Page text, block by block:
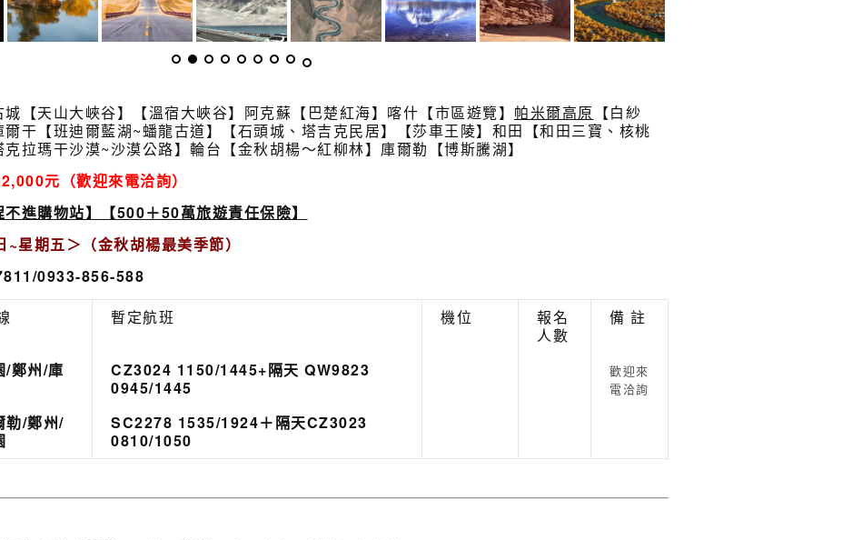
【天山大峽谷】【溫宿大峽谷】阿克蘇【巴楚紅海】喀什【市區遊覽】 帕米爾高原 【白紗
干【班迪爾藍湖~蟠龍古道】【石頭城、塔吉克民居】【莎車王陵】和田【和田三寶、核桃
拉瑪干沙漠~沙漠公路】輪台【金秋胡楊～紅柳林】庫爾勒【博斯騰湖】
元（歡迎來電洽詢）
進購物站】
【500＋50萬旅遊責任保險】
~星期五＞ （金秋胡楊最美季節）
0933-856-588
暫定航班 機位
報名
人數
備 註
/鄭州/庫
CZ3024 1150/1445+隔天 QW9823
0945/1445
歡迎來
電洽詢
勒/鄭州/
SC2278 1535/1924＋隔天CZ3023
0810/1050